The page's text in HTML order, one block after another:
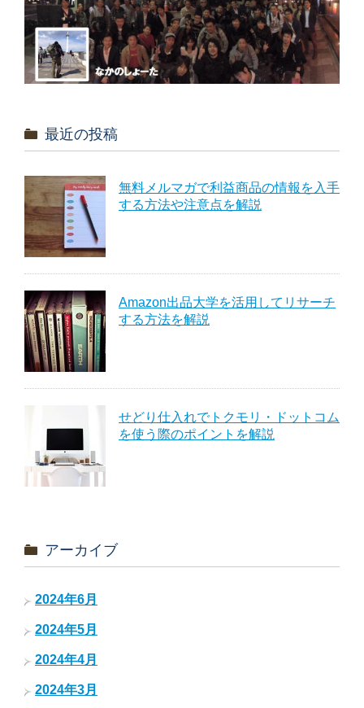
最近の投稿
無料メルマガで利益商品の情報を入手
する方法や注意点を解説
Amazon出品大学を活用してリサーチ
する方法を解説
せどり仕入れでトクモリ・ドットコム
を使う際のポイントを解説
アーカイブ
2024年6月
2024年5月
2024年4月
2024年3月